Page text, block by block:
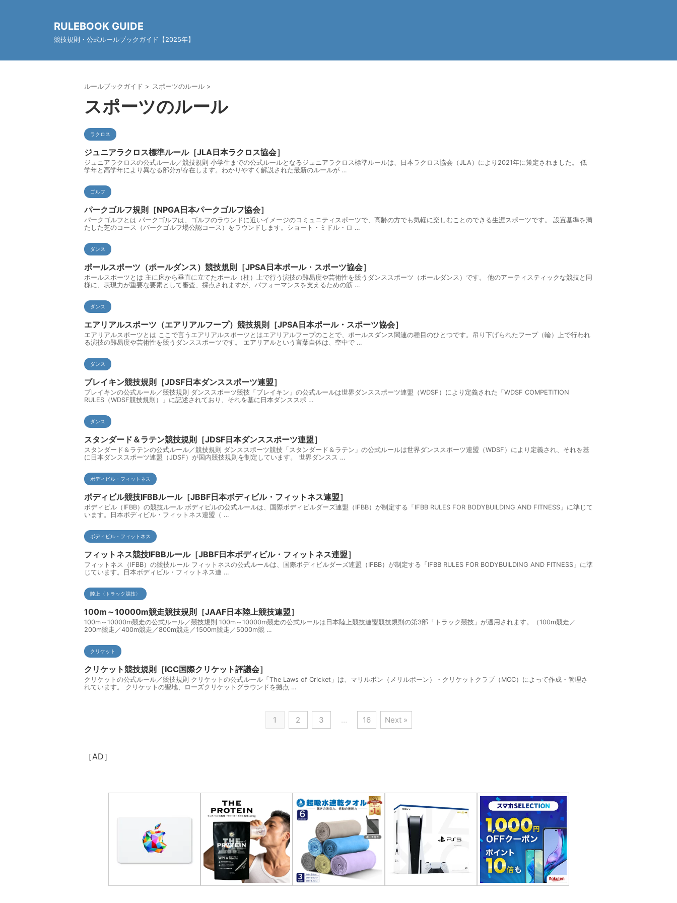
RULEBOOK GUIDE
競技規則・公式ルールブックガイド【2025年】
ルールブックガイド > スポーツのルール >
スポーツのルール
ラクロス
ジュニアラクロス標準ルール［JLA日本ラクロス協会］
ジュニアラクロスの公式ルール／競技規則 小学生までの公式ルールとなるジュニアラクロス標準ルールは、日本ラクロス協会（JLA）により2021年に策定されました。 低
学年と高学年により異なる部分が存在します。わかりやすく解説された最新のルールが …
ゴルフ
パークゴルフ規則［NPGA日本パークゴルフ協会］
パークゴルフとは パークゴルフは、ゴルフのラウンドに近いイメージのコミュニティスポーツで、高齢の方でも気軽に楽しむことのできる生涯スポーツです。 設置基準を満
たした芝のコース（パークゴルフ場公認コース）をラウンドします。ショート・ミドル・ロ …
ダンス
ポールスポーツ（ポールダンス）競技規則［JPSA日本ポール・スポーツ協会］
ポールスポーツとは 主に床から垂直に立てたポール（柱）上で行う演技の難易度や芸術性を競うダンススポーツ（ポールダンス）です。 他のアーティスティックな競技と同
様に、表現力が重要な要素として審査、採点されますが、パフォーマンスを支えるための筋 …
ダンス
エアリアルスポーツ（エアリアルフープ）競技規則［JPSA日本ポール・スポーツ協会］
エアリアルスポーツとは ここで言うエアリアルスポーツとはエアリアルフープのことで、ポールスダンス関連の種目のひとつです。吊り下げられたフープ（輪）上で行われ
る演技の難易度や芸術性を競うダンススポーツです。 エアリアルという言葉自体は、空中で …
ダンス
ブレイキン競技規則［JDSF日本ダンススポーツ連盟］
ブレイキンの公式ルール／競技規則 ダンススポーツ競技「ブレイキン」の公式ルールは世界ダンススポーツ連盟（WDSF）により定義された「WDSF COMPETITION
RULES（WDSF競技規則）」に記述されており、それを基に日本ダンススポ …
ダンス
スタンダード＆ラテン競技規則［JDSF日本ダンススポーツ連盟］
スタンダード＆ラテンの公式ルール／競技規則 ダンススポーツ競技「スタンダード＆ラテン」の公式ルールは世界ダンススポーツ連盟（WDSF）により定義され、それを基
に日本ダンススポーツ連盟（JDSF）が国内競技規則を制定しています。 世界ダンスス …
ボディビル・フィットネス
ボディビル競技IFBBルール［JBBF日本ボディビル・フィットネス連盟］
ボディビル（IFBB）の競技ルール ボディビルの公式ルールは、国際ボディビルダーズ連盟（IFBB）が制定する「IFBB RULES FOR BODYBUILDING AND FITNESS」に準じて
います。日本ボディビル・フィットネス連盟（ …
ボディビル・フィットネス
フィットネス競技IFBBルール［JBBF日本ボディビル・フィットネス連盟］
フィットネス（IFBB）の競技ルール フィットネスの公式ルールは、国際ボディビルダーズ連盟（IFBB）が制定する「IFBB RULES FOR BODYBUILDING AND FITNESS」に準
じています。日本ボディビル・フィットネス連 …
陸上〈トラック競技〉
100m～10000m競走競技規則［JAAF日本陸上競技連盟］
100m～10000m競走の公式ルール／競技規則 100m～10000m競走の公式ルールは日本陸上競技連盟競技規則の第3部「トラック競技」が適用されます。（100m競走／
200m競走／400m競走／800m競走／1500m競走／5000m競 …
クリケット
クリケット競技規則［ICC国際クリケット評議会］
クリケットの公式ルール／競技規則 クリケットの公式ルール「The Laws of Cricket」は、マリルボン（メリルボーン）・クリケットクラブ（MCC）によって作成・管理さ
れています。 クリケットの聖地、ローズクリケットグラウンドを拠点 …
1 2 3 … 16 Next »
［AD］